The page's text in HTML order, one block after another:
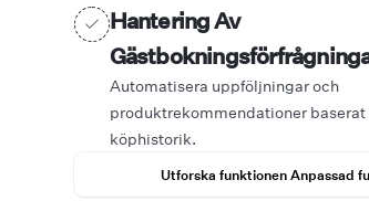
Hantering Av
Automatisera uppföljningar och
produktrekommendationer baserat
köphistorik.
Utforska funktionen Anpassad